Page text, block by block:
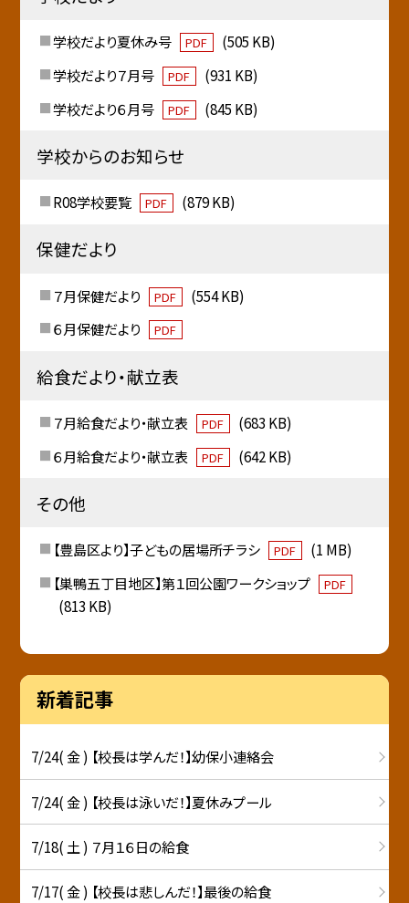
学校だより夏休み号 PDF
(505 KB)
学校だより７月号
PDF
(931 KB)
学校だより６月号
PDF (845 KB)
学校からのお知らせ
R08学校要覧 PDF (879 KB)
保健だより
７月保健だより PDF
(554 KB)
６月保健だより
PDF
給食だより・献立表
７月給食だより・献立表 PDF
(683 KB)
６月給食だより・献立表
PDF (642 KB)
その他
【豊島区より】子どもの居場所チラシ PDF
(1 MB)
【巣鴨五丁目地区】第１回公園ワークショップ
PDF
(813 KB)
新着記事
7/24( 金 ) 【校長は学んだ！】幼保小連絡会
7/24( 金 ) 【校長は泳いだ！】夏休みプール
7/18( 土 ) ７月１６日の給食
7/17( 金 ) 【校長は悲しんだ！】最後の給食